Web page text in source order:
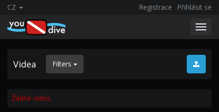
CZ Registrace Přihlásit se
Videa Filters
Žádné video.